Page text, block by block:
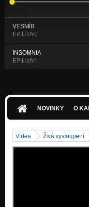
VESMÍR
EP LizArt
INSOMNIA
EP LizArt
NOVINKY O
Videa Živá vystoupení